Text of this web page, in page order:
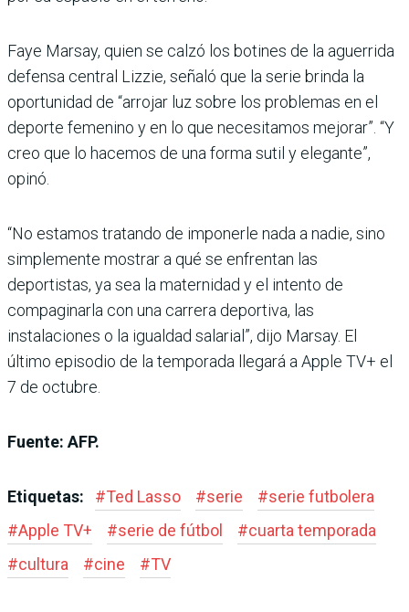
Faye Marsay, quien se calzó los botines de la aguerrida
defensa central Lizzie, señaló que la serie brinda la
oportunidad de “arrojar luz sobre los problemas en el
deporte femenino y en lo que necesitamos mejorar”. “Y
creo que lo hacemos de una forma sutil y elegante”,
opinó.
“No estamos tratando de imponerle nada a nadie, sino
simplemente mostrar a qué se enfrentan las
deportistas, ya sea la maternidad y el intento de
compaginarla con una carrera deportiva, las
instalaciones o la igualdad salarial”, dijo Marsay. El
último episodio de la temporada llegará a Apple TV+ el
7 de octubre.
Fuente: AFP.
Etiquetas: #Ted Lasso #serie #serie futbolera
#Apple TV+ #serie de fútbol #cuarta temporada
#cultura #cine #TV